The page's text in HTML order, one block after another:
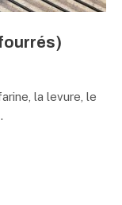
la levure, le